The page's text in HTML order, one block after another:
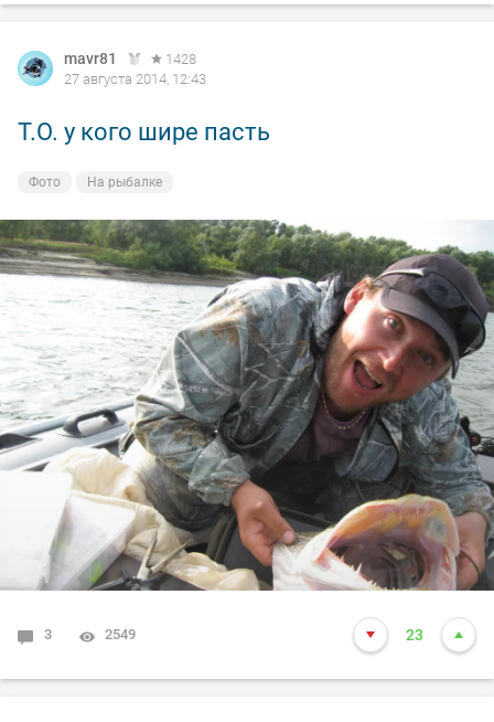
mavr81
1428
27 августа 2014, 12:43
Т.О. у кого шире пасть
Фото На рыбалке
3 2549 23